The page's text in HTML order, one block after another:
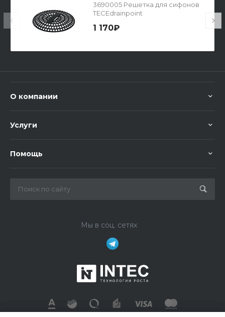
3690005 Решетка для сифонов
TECEdrainpoint
1 170₽
О компании
Услуги
Помощь
Мы в соц. сетях